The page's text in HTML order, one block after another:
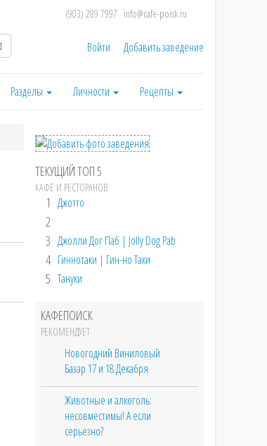
(903) 289 7997 info@cafe-poisk.ru
Войти Добавить заведение
Разделы Личности Рецепты
ТЕКУЩИЙ ТОП 5
КАФЕ И РЕСТОРАНОВ
1 Джотто
2
3 Джолли Дог Паб | Jolly Dog Pab
4 Гиннотаки | Гин-но Таки
5 Тануки
КАФЕПОИСК
РЕКОМЕНДУЕТ
Новогодний Виниловый
Базар 17 и 18 Декабря
Животные и алкоголь:
несовместимы! А если
серьезно?